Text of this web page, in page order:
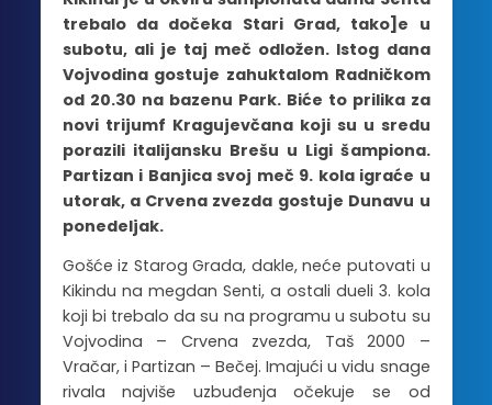
trebalo da dočeka Stari Grad, tako]e u
subotu, ali je taj meč odložen. Istog dana
Vojvodina gostuje zahuktalom Radničkom
od 20.30 na bazenu Park. Biće to prilika za
novi trijumf Kragujevčana koji su u sredu
porazili italijansku Brešu u Ligi šampiona.
Partizan i Banjica svoj meč 9. kola igraće u
utorak, a Crvena zvezda gostuje Dunavu u
ponedeljak.
Gošće iz Starog Grada, dakle, neće putovati u
Kikindu na megdan Senti, a ostali dueli 3. kola
koji bi trebalo da su na programu u subotu su
Vojvodina – Crvena zvezda, Taš 2000 –
Vračar, i Partizan – Bečej. Imajući u vidu snage
rivala najviše uzbuđenja očekuje se od